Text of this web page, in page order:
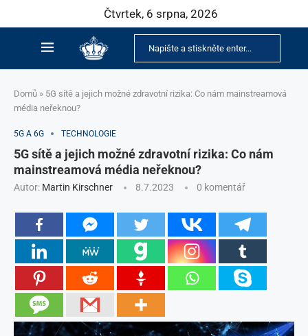
Čtvrtek, 6 srpna, 2026
Domů » 5G sítě a jejich možné zdravotní rizika: Co nám mainstreamová
média neřeknou?
5G A 6G TECHNOLOGIE
5G sítě a jejich možné zdravotní rizika: Co nám
mainstreamová média neřeknou?
Autor: Martin Kirschner 8.7.2023 0 komentář